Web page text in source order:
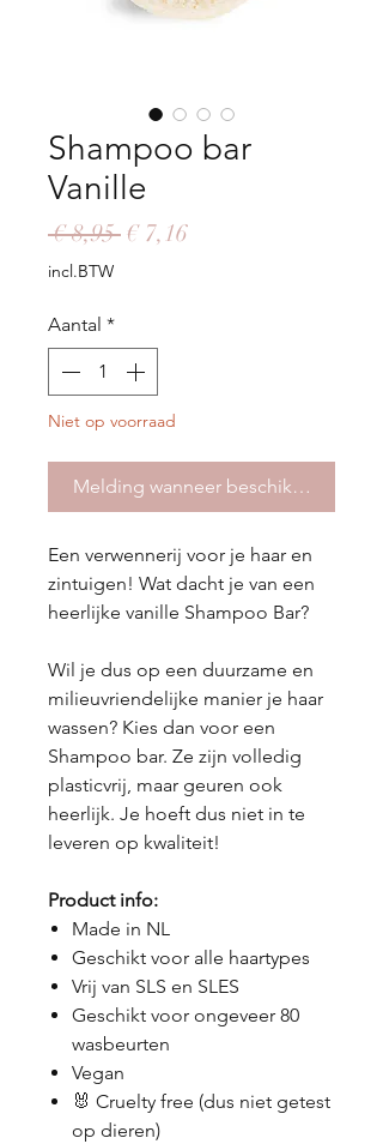
Shampoo bar
Vanille
€ 8,95 Normale
€ 7,16Verkoopprijs
incl.BTW
Aantal *
Niet op voorraad
Melding wanneer beschikbaar
Een verwennerij voor je haar en
zintuigen! Wat dacht je van een
heerlijke vanille Shampoo Bar?
Wil je dus op een duurzame en
milieuvriendelijke manier je haar
wassen? Kies dan voor een
Shampoo bar. Ze zijn volledig
plasticvrij, maar geuren ook
heerlijk. Je hoeft dus niet in te
leveren op kwaliteit!
Product info:
Made in NL
Geschikt voor alle haartypes
Vrij van SLS en SLES
Geschikt voor ongeveer 80
wasbeurten
Vegan
🐰 Cruelty free (dus niet getest
op dieren)